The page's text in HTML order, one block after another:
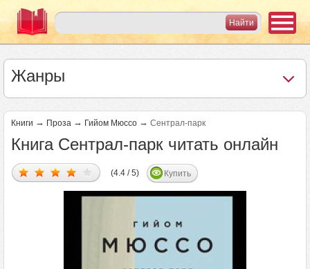
Жанры
Книги → Проза → Гийом Мюссо → Сентрал-парк
Книга Сентрал-парк читать онлайн
(4.4 / 5) Купить